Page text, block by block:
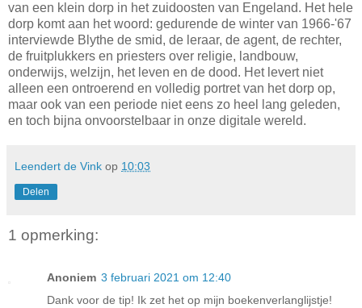
van een klein dorp in het zuidoosten van Engeland. Het hele
dorp komt aan het woord: gedurende de winter van 1966-'67
interviewde Blythe de smid, de leraar, de agent, de rechter,
de fruitplukkers en priesters over religie, landbouw,
onderwijs, welzijn, het leven en de dood. Het levert niet
alleen een ontroerend en volledig portret van het dorp op,
maar ook van een periode niet eens zo heel lang geleden,
en toch bijna onvoorstelbaar in onze digitale wereld.
Leendert de Vink op 10:03
Delen
1 opmerking:
Anoniem 3 februari 2021 om 12:40
Dank voor de tip! Ik zet het op mijn boekenverlanglijstje!